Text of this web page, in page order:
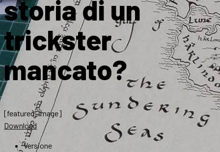
storia di un
trickster
mancato?
[featured_image]
Download
Versione